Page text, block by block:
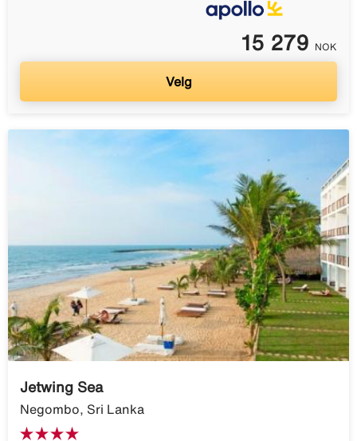
15 279 NOK
Velg
Jetwing Sea
Negombo, Sri Lanka